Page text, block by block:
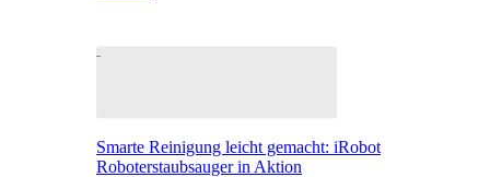
Smarte Reinigung leicht gemacht: iRobot
Roboterstaubsauger in Aktion